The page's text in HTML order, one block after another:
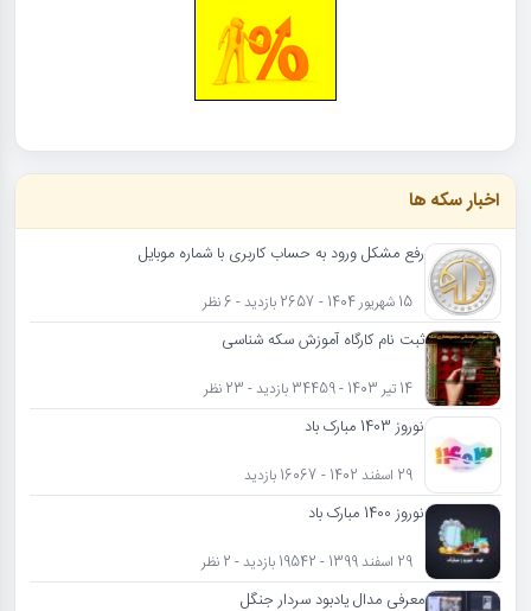
اخبار سکه ها
رفع مشکل ورود به حساب کاربری با شماره موبایل
15 شهریور 1404 - 2657 بازدید - 6 نظر
ثبت نام کارگاه آموزش سکه شناسی
14 تیر 1403 - 34459 بازدید - 23 نظر
نوروز 1403 مبارک باد
29 اسفند 1402 - 16067 بازدید
نوروز 1400 مبارک باد
29 اسفند 1399 - 19542 بازدید - 2 نظر
معرفی مدال یادبود سردار جنگل